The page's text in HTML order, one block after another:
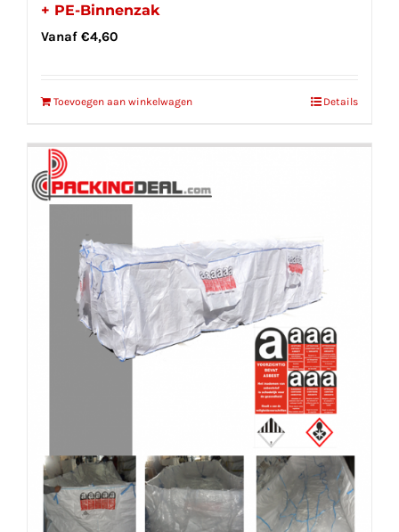
+ PE-Binnenzak
Vanaf €4,60
Toevoegen aan winkelwagen Details